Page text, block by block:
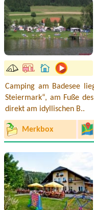
Camping am Badesee
Steiermark“, am Fuße
direkt am idyllischen B..
Merkbox